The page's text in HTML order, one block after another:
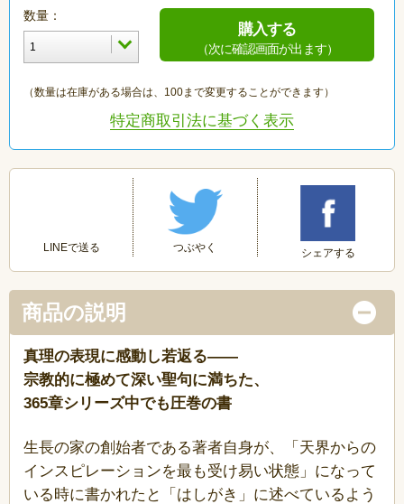
数量：
購入する
（次に確認画面が出ます）
（数量は在庫がある場合は、100まで変更することができます）
特定商取引法に基づく表示
LINEで送る つぶやく シェアする
商品の説明
真理の表現に感動し若返る——
宗教的に極めて深い聖句に満ちた、
365章シリーズ中でも圧巻の書
生長の家の創始者である著者自身が、「天界からの
インスピレーションを最も受け易い状態」になって
いる時に書かれたと「はしがき」に述べているよう